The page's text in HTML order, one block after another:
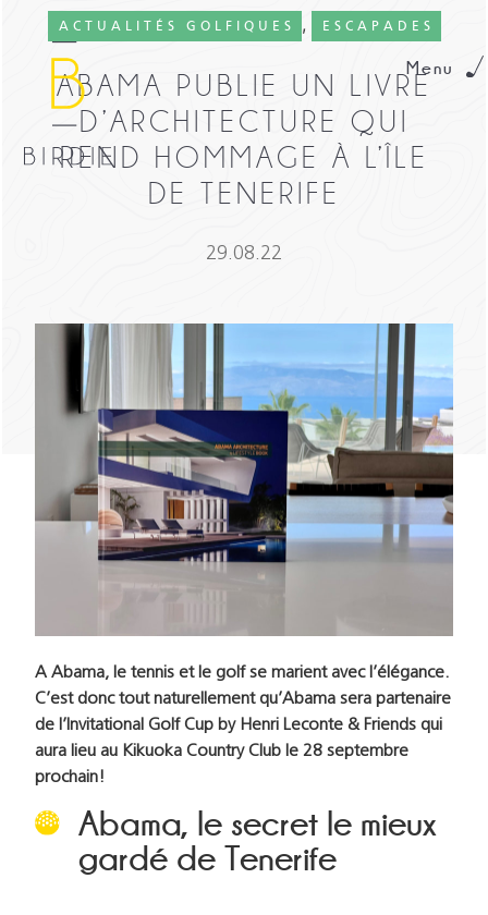
ACTUALITÉS GOLFIQUES , ESCAPADES
ABAMA PUBLIE UN LIVRE
D’ARCHITECTURE QUI
REND HOMMAGE À L’ÎLE
DE TENERIFE
29.08.22
A Abama, le tennis et le golf se marient avec l’élégance.
C’est donc tout naturellement qu’Abama sera partenaire
de l’Invitational Golf Cup by Henri Leconte & Friends qui
aura lieu au Kikuoka Country Club le 28 septembre
prochain!
Abama, le secret le mieux
gardé de Tenerife
Menu